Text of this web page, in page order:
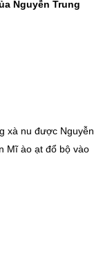
Nguyễn Trung
xà nu được Nguyễn
Mĩ ào ạt đổ bộ vào